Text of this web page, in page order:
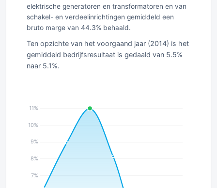
elektrische generatoren en transformatoren en van
schakel- en verdeelinrichtingen gemiddeld een
bruto marge van 44.3% behaald.
Ten opzichte van het voorgaand jaar (2014) is het
gemiddeld bedrijfsresultaat is gedaald van 5.5%
naar 5.1%.